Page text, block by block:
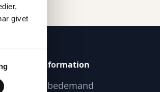
givet
Praktisk Information
Find lokal bedemand